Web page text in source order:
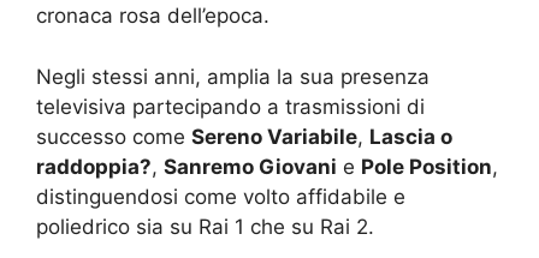
cronaca rosa dell’epoca.
Negli stessi anni, amplia la sua presenza
televisiva partecipando a trasmissioni di
successo come Sereno Variabile, Lascia o
raddoppia?, Sanremo Giovani e Pole Position,
distinguendosi come volto affidabile e
poliedrico sia su Rai 1 che su Rai 2.